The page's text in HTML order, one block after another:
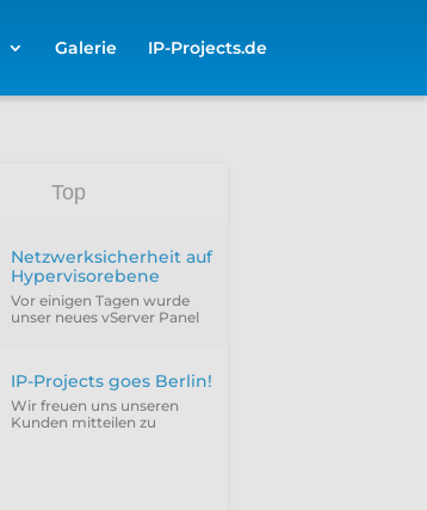
Galerie IP-Projects.de
Top
Netzwerksicherheit auf
Hypervisorebene
Vor einigen Tagen wurde
unser neues vServer Panel
konfigurieren...
IP-Projects goes Berlin!
Wir freuen uns unseren
Kunden mitteilen zu